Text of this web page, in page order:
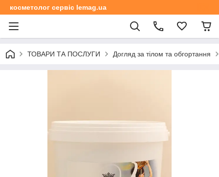
косметолог сервіс lemag.ua
ТОВАРИ ТА ПОСЛУГИ Догляд за тілом та обгортання